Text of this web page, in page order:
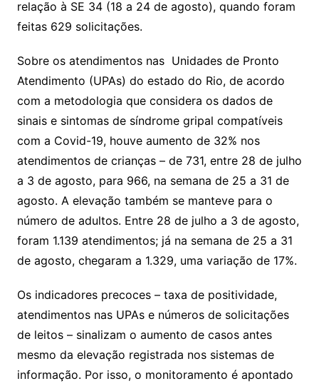
relação à SE 34 (18 a 24 de agosto), quando foram
feitas 629 solicitações.
Sobre os atendimentos nas Unidades de Pronto
Atendimento (UPAs) do estado do Rio, de acordo
com a metodologia que considera os dados de
sinais e sintomas de síndrome gripal compatíveis
com a Covid-19, houve aumento de 32% nos
atendimentos de crianças – de 731, entre 28 de julho
a 3 de agosto, para 966, na semana de 25 a 31 de
agosto. A elevação também se manteve para o
número de adultos. Entre 28 de julho a 3 de agosto,
foram 1.139 atendimentos; já na semana de 25 a 31
de agosto, chegaram a 1.329, uma variação de 17%.
Os indicadores precoces – taxa de positividade,
atendimentos nas UPAs e números de solicitações
de leitos – sinalizam o aumento de casos antes
mesmo da elevação registrada nos sistemas de
informação. Por isso, o monitoramento é apontado